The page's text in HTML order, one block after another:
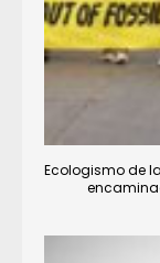
Ecologismo de